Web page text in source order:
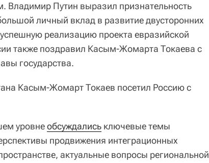
Путин выразил признательность
личный вклад в развитие двусторонних
реализацию проекта евразийской
также поздравил Касым-Жомарта Токаева с
государства.
Касым-Жомарт Токаев посетил Россию с
уровнеобсуждались ключевые темы
продвижения интеграционных
актуальные вопросы региональной